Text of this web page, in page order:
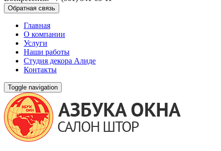
Обратная связь
Главная
О компании
Услуги
Наши работы
Студия декора Алиде
Контакты
Toggle navigation